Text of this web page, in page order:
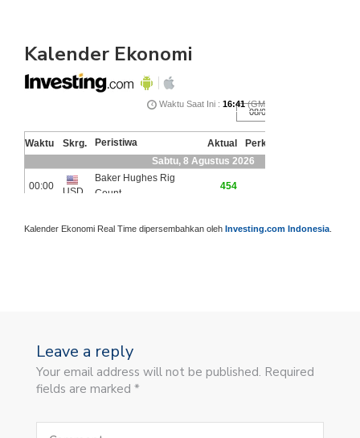
Kalender Ekonomi
Kalender Ekonomi Real Time dipersembahkan oleh Investing.com Indonesia
Leave a reply
Your email address will not be published. Required
fields are marked *